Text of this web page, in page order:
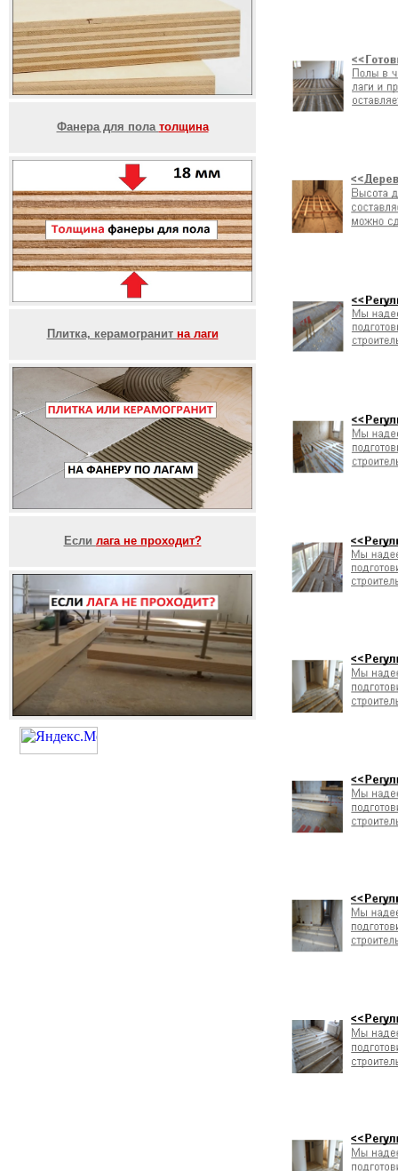
Фанера для пола толщина
Плитка, керамогранит на лаги
Если лага не проходит?